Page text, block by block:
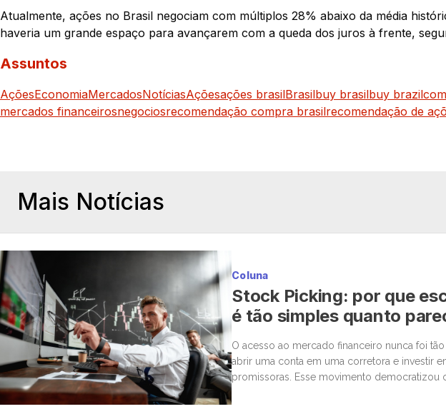
Atualmente, ações no Brasil negociam com múltiplos 28% abaixo da média
haveria um grande espaço para avançarem com a queda dos juros à frente,
Assuntos
AçõesEconomiaMercadosNotíciasAçõesações brasilBrasilbuy brasilbuy brazil
mercados financeirosnegociosrecomendação compra brasilrecomendação de
Mais Notícias
Coluna
Stock Picking: por que
é tão simples quanto
O acesso ao mercado financeiro nunca foi
abrir uma conta em uma corretora e investir
promissoras. Esse movimento democratizou